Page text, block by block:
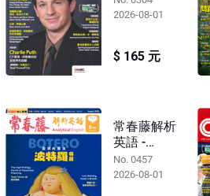
2026-08-01
$ 165 元
常春藤解析
英語 -
No.0457
No. 0457
2026-08-01